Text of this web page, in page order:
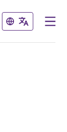
Sluiten
Sluiten